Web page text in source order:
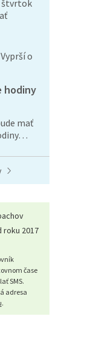
štvrtok
o
hodiny
mať
roku 2017
čase
SMS.
adresa
.